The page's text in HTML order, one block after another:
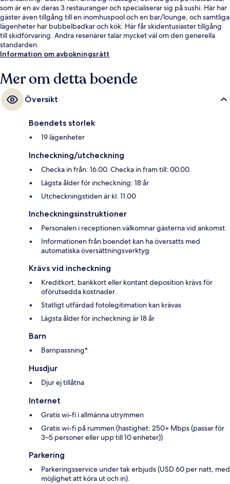
som är en av deras 3 restauranger och specialiserar sig på sushi. Här har
gäster även tillgång till en inomhuspool och en bar/lounge, och samtliga
lägenheter har bubbelbadkar och kök. Här får skidentusiaster tillgång
till skidförvaring. Andra resenärer talar mycket väl om den generella
standarden.
Information om avbokningsrätt
Mer om detta boende
Översikt
Boendets storlek
19 lägenheter
Incheckning/utcheckning
Checka in från: 16.00. Checka in fram till: 00.00.
Lägsta ålder för incheckning: 18 år
Utcheckningstiden är kl. 11.00
Incheckningsinstruktioner
Personalen i receptionen välkomnar gästerna vid ankomst.
Informationen från boendet kan ha översatts med
automatiska översättningsverktyg
Krävs vid incheckning
Kreditkort, bankkort eller kontant deposition krävs för
oförutsedda kostnader.
Statligt utfärdad fotolegitimation kan krävas
Lägsta ålder för incheckning är 18 år
Barn
Barnpassning*
Husdjur
Djur ej tillåtna
Internet
Gratis wi-fi i allmänna utrymmen
Gratis wi-fi på rummen (hastighet: 250+ Mbps (passar för
3–5 personer eller upp till 10 enheter))
Parkering
Parkeringsservice under tak erbjuds (USD 60 per natt, med
möjlighet att köra ut och in).